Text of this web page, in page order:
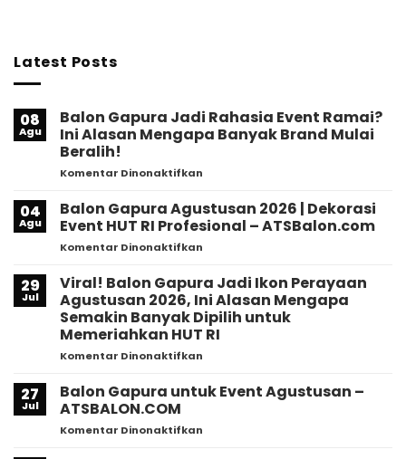
Latest Posts
08
Agu
Balon Gapura Jadi Rahasia Event Ramai?
Ini Alasan Mengapa Banyak Brand Mulai
Beralih!
Komentar Dinonaktifkan
Gapura
Jadi
Rahasia
Ini
Alasan
Mengapa
Banyak
Brand
04
Agu
Balon Gapura Agustusan 2026 | Dekorasi
Event HUT RI Profesional – ATSBalon.com
Komentar Dinonaktifkan
Gapura
Agustusan
2026
|
Dekorasi
RI
Profesional
29
Jul
Viral! Balon Gapura Jadi Ikon Perayaan
Agustusan 2026, Ini Alasan Mengapa
Semakin Banyak Dipilih untuk
Memeriahkan HUT RI
Komentar Dinonaktifkan
Balon
Gapura
27
Jul
Balon Gapura untuk Event Agustusan –
ATSBALON.COM
Komentar Dinonaktifkan